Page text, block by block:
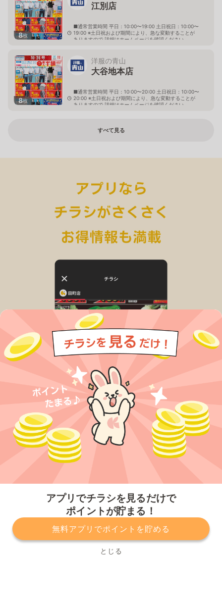
アプリでチラシを見るだけで
ポイントが貯まる！
無料アプリでポイントを貯める
とじる
8枚
江別店
■通常営業時間 平日：10:00〜19:00 土日祝日：10:00〜
19:00 ※土日祝および期間により、急な変動することが
ありますので 詳細はホームページを確認ください
8枚
洋服の青山
大谷地本店
■通常営業時間 平日：10:00〜20:00 土日祝日：10:00〜
20:00 ※土日祝および期間により、急な変動することが
ありますので 詳細はホームページを確認ください
すべて見る
プライバシーポリシー 利用規約
運営会社
サービスに関してのお問い合わせ